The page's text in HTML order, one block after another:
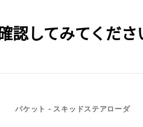
してみてくださ
バケット - スキッドステアローダ